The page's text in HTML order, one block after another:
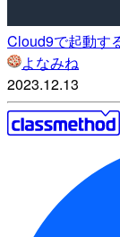
Cloud9で起動す
よなみね
2023.12.13